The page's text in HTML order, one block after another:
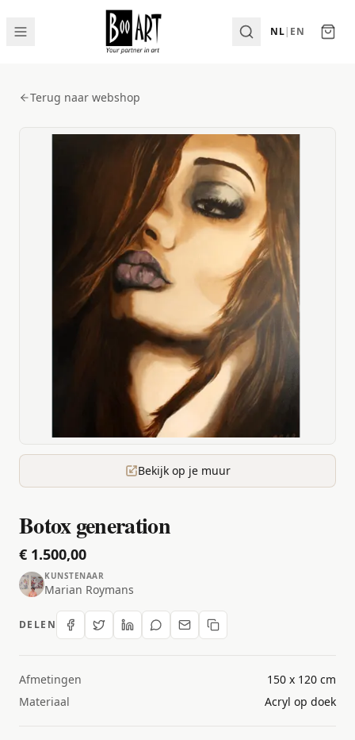
NL| EN
Terug naar webshop
Bekijk op je muur
Botox generation
€ 1.500,00
KUNSTENAAR
Marian Roymans
DELEN
Afmetingen
150 x 120 cm
Materiaal
Acryl op doek